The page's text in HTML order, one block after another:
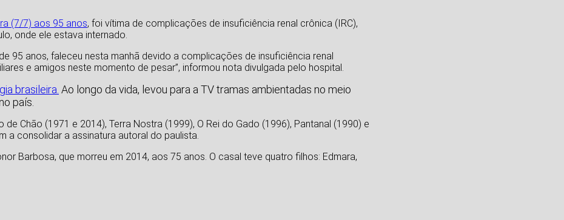
(7/7) aos 95 anos, foi vítima de complicações de insuficiência renal crônica (IRC),
onde ele estava internado.
95 anos, faleceu nesta manhã devido a complicações de insuficiência renal
e amigos neste momento de pesar”, informou nota divulgada pelo hospital.
brasileira. Ao longo da vida, levou para a TV tramas ambientadas no meio
país.
Chão (1971 e 2014), Terra Nostra (1999), O Rei do Gado (1996), Pantanal (1990) e
a consolidar a assinatura autoral do paulista.
Barbosa, que morreu em 2014, aos 75 anos. O casal teve quatro filhos: Edmara,